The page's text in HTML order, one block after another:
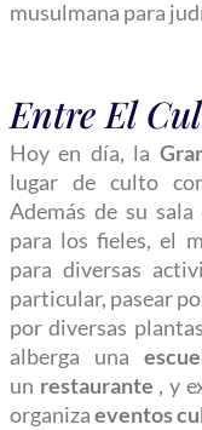
musulmana para
Entre El
Hoy en día, la
lugar de culto
Además de su
para los fieles, el
para diversas
particular, pasear
por diversas
alberga una
un restaurante , y
organizaeventos